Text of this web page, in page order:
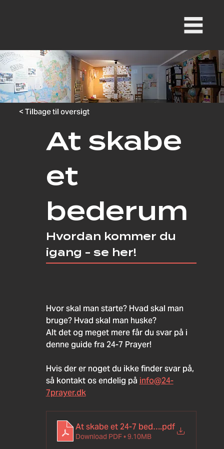
< Tilbage til oversigt
At skabe
et
bederum
Hvordan kommer du
igang - se her!
Hvor skal man starte? Hvad skal man
bruge? Hvad skal man huske?
Alt det og meget mere får du svar på i
denne guide fra 24-7 Prayer!
Hvis der er noget du ikke finder svar på,
så kontakt os endelig på info@24-
7prayer.dk
At skabe et 24-7 bederum
.pdf
Download PDF • 9.10MB